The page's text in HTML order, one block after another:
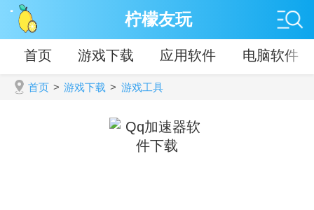
柠檬友玩
首页 游戏下载 应用软件 电脑软件
首页 > 游戏下载 > 游戏工具